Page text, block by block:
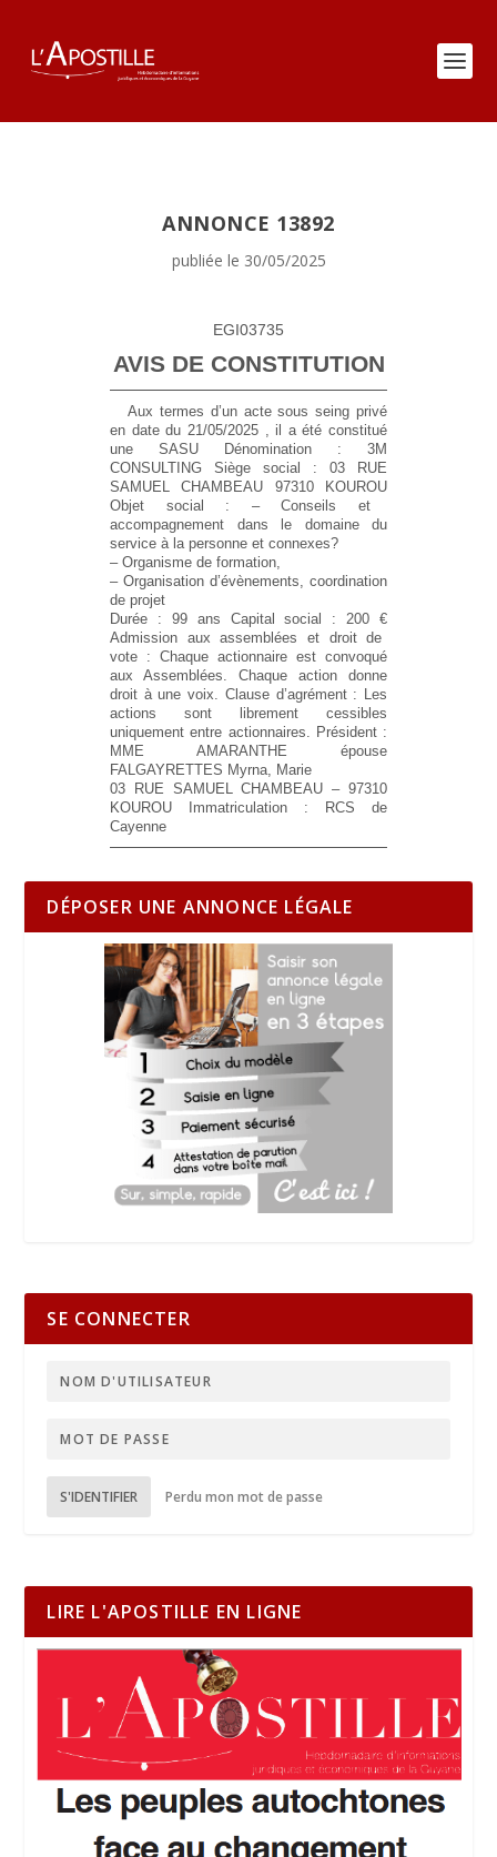
ANNONCE 13892
publiée le 30/05/2025
EGI03735
AVIS DE CONSTITUTION
Aux termes d’un acte sous seing privé
en date du 21/05/2025 , il a été constitué
une SASU Dénomination : 3M
CONSULTING Siège social : 03 RUE
SAMUEL CHAMBEAU 97310 KOUROU
Objet social : – Conseils et
accompagnement dans le domaine du
service à la personne et connexes?
– Organisme de formation,
– Organisation d’évènements, coordination
de projet
Durée : 99 ans Capital social :200 €
Admission aux assemblées et droit de
vote : Chaque actionnaire est convoqué
aux Assemblées. Chaque action donne
droit à une voix. Clause d’agrément : Les
actions sont librement cessibles
uniquement entre actionnaires. Président :
MME AMARANTHE épouse
FALGAYRETTES Myrna, Marie
03 RUE SAMUEL CHAMBEAU – 97310
KOUROU Immatriculation :
RCS de
Cayenne
DÉPOSER UNE ANNONCE LÉGALE
SE CONNECTER
S'IDENTIFIER Perdu mon mot de passe
LIRE L'APOSTILLE EN LIGNE